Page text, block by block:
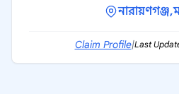
নারায়ণগঞ্জ,
Claim Profile|Last